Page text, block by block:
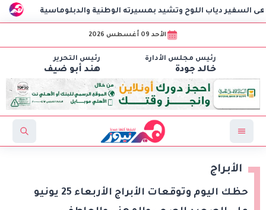
مهرجان اللوح وتشيد بمسيرته الوطنية والدبلوماسية
الأحد 09 أغسطس 2026
رئيس مجلس الأدارة
خالد جودة
رئيس التحرير
هند أبو ضيف
الأبراج
حظك اليوم وتوقعات الأبراج الأربعاء 25 يونيو